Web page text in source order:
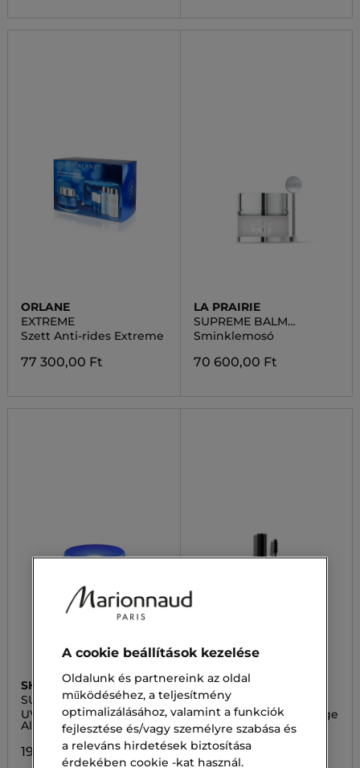
ORLANE
EXTREME
Szett Anti-rides Extreme
77 300,00 Ft
LA PRAIRIE
SUPREME BALM
CLEANSER
Sminklemosó
70 600,00 Ft
SHISEIDO
SUNCARE
UV Protective Compact
Alapozó SPF 30
19 100,00 Ft
MARIONNAUD 1984
MAKEUP
Szempillafesték Prestige
Black
7 300,00 Ft
A cookie beállítások kezelése
Oldalunk és partnereink az oldal
működéséhez, a teljesítmény
optimalizálásához, valamint a funkciók
fejlesztése és/vagy személyre szabása és
a releváns hirdetések biztosítása
érdekében cookie -kat használ.